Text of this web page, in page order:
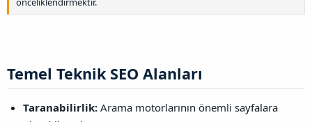
Temel Teknik SEO Alanları​
Taranabilirlik: Arama motorlarının önemli sayfalara